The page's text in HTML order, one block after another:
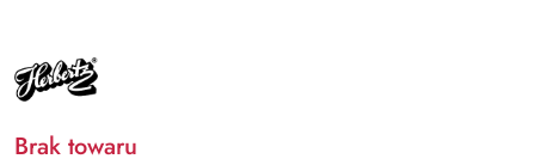
NAZWA
PRODUCENTA:
HERBERTZ
Brak towaru